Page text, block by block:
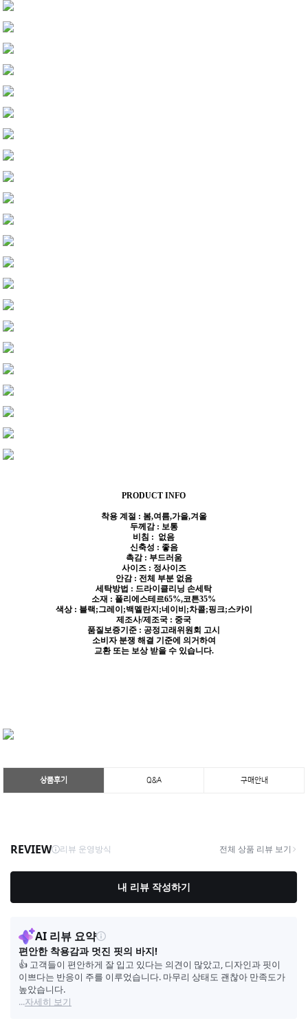
PRODUCT INFO
착용 계절 : 봄,여름,가을,겨울
두께감 : 보통
비침 : 없음
신축성 : 좋음
촉감 : 부드러움
사이즈 : 정사이즈
안감 : 전체 부분 없음
세탁방법 : 드라이클리닝 손세탁
소재 : 폴리에스테르65%,코튼35%
색상 : 블랙;그레이;백멜란지;네이비;차콜;핑크;스카이
제조사/제조국 : 중국
품질보증기준 : 공정고래위원회 고시
소비자 분쟁 해결 기준에 의거하여
교환 또는 보상 받을 수 있습니다.
상품후기 Q&A 구매안내